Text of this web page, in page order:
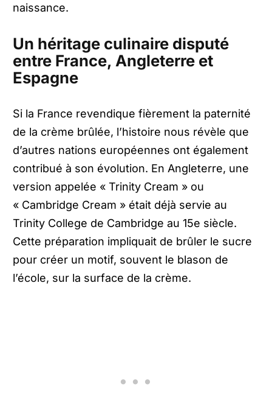
naissance.
Un héritage culinaire disputé
entre France, Angleterre et
Espagne
Si la France revendique fièrement la paternité
de la crème brûlée, l’histoire nous révèle que
d’autres nations européennes ont également
contribué à son évolution. En Angleterre, une
version appelée « Trinity Cream » ou
« Cambridge Cream » était déjà servie au
Trinity College de Cambridge au 15e siècle.
Cette préparation impliquait de brûler le sucre
pour créer un motif, souvent le blason de
l’école, sur la surface de la crème.